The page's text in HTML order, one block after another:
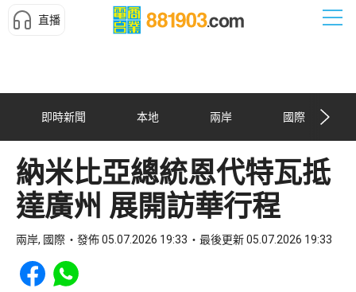
直播
即時新聞 本地 兩岸 國際
納米比亞總統恩代特瓦抵
達廣州 展開訪華行程
兩岸, 國際 發佈 05.07.2026 19:33 最後更新 05.07.2026 19:33
Share to Facebook
Share to WhatsApp